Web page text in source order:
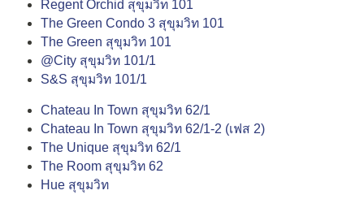
Regent Orchid สุขุมวิท 101
The Green Condo 3 สุขุมวิท 101
The Green สุขุมวิท 101
@City สุขุมวิท 101/1
S&S สุขุมวิท 101/1
Chateau In Town สุขุมวิท 62/1
Chateau In Town สุขุมวิท 62/1-2 (เฟส 2)
The Unique สุขุมวิท 62/1
The Room สุขุมวิท 62
Hue สุขุมวิท